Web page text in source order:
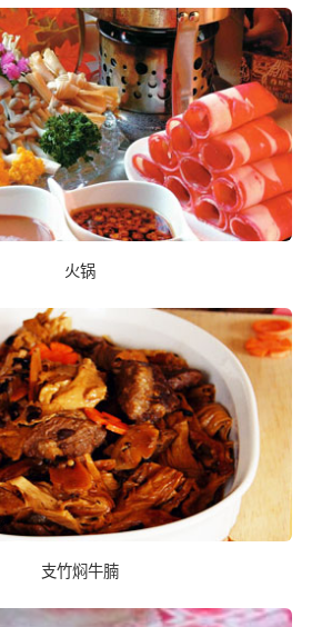
火锅
支竹焖牛腩